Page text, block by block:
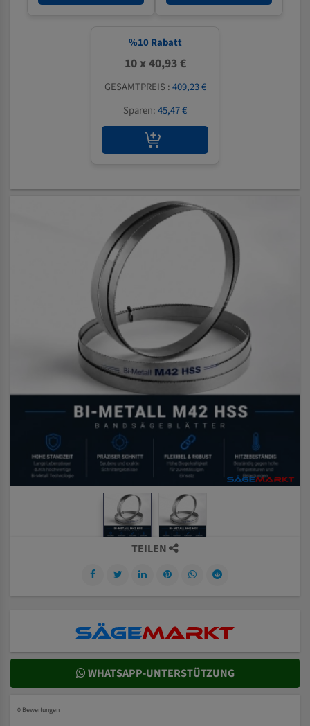
%10 Rabatt
10 x 40,93 €
GESAMTPREIS :409,23 €
Sparen:45,47 €
TEILEN
WHATSAPP-UNTERSTÜTZUNG
0 Bewertungen